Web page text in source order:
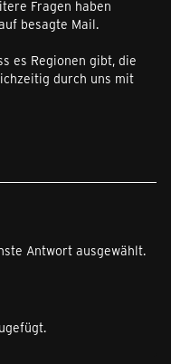
Fragen haben
besagte Mail.
es Regionen gibt, die
durch uns mit
Antwort ausgewählt.